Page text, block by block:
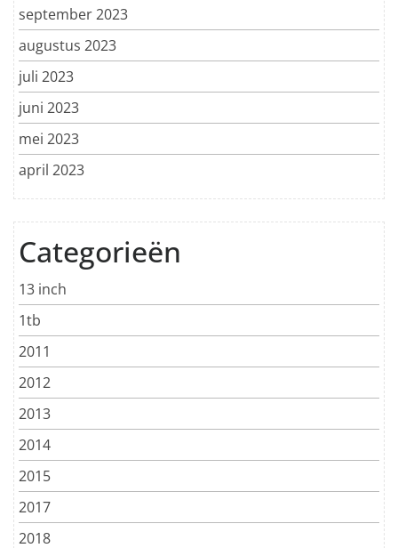
september 2023
augustus 2023
juli 2023
juni 2023
mei 2023
april 2023
Categorieën
13 inch
1tb
2011
2012
2013
2014
2015
2017
2018